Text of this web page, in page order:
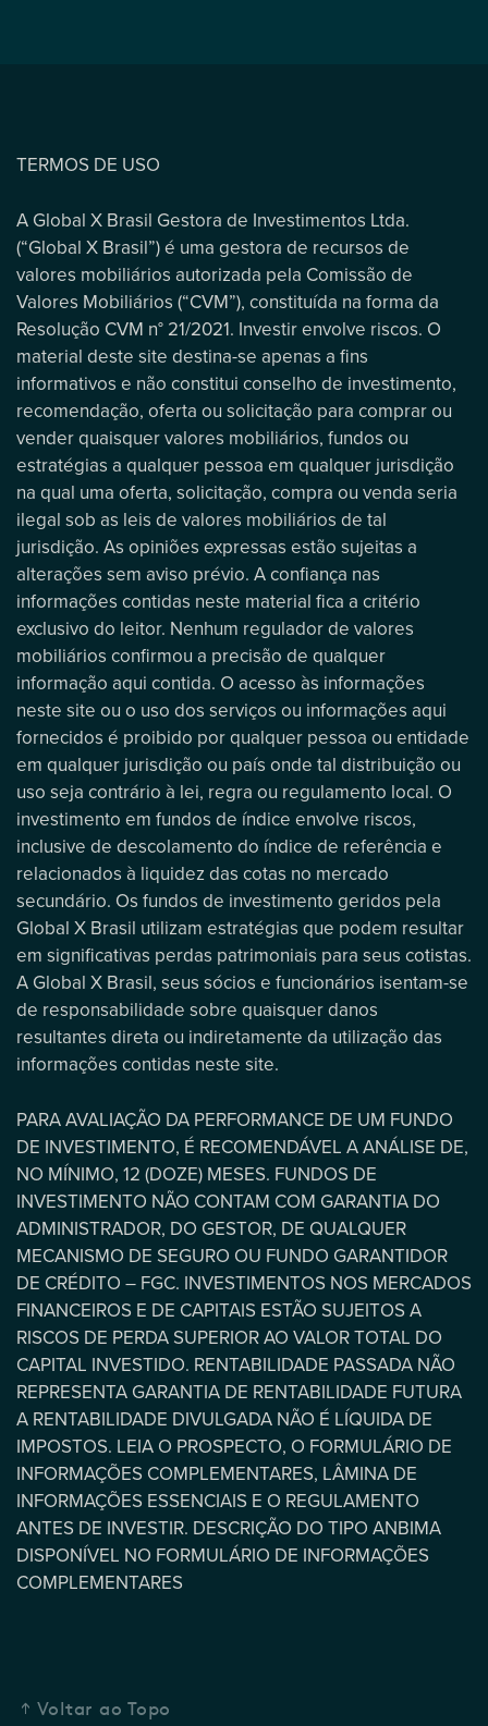
TERMOS DE USO
A Global X Brasil Gestora de Investimentos Ltda.
(“Global X Brasil”) é uma gestora de recursos de
valores mobiliários autorizada pela Comissão de
Valores Mobiliários (“CVM”), constituída na forma da
Resolução CVM n° 21/2021. Investir envolve riscos. O
material deste site destina-se apenas a fins
informativos e não constitui conselho de investimento,
recomendação, oferta ou solicitação para comprar ou
vender quaisquer valores mobiliários, fundos ou
estratégias a qualquer pessoa em qualquer jurisdição
na qual uma oferta, solicitação, compra ou venda seria
ilegal sob as leis de valores mobiliários de tal
jurisdição. As opiniões expressas estão sujeitas a
alterações sem aviso prévio. A confiança nas
informações contidas neste material fica a critério
exclusivo do leitor. Nenhum regulador de valores
mobiliários confirmou a precisão de qualquer
informação aqui contida. O acesso às informações
neste site ou o uso dos serviços ou informações aqui
fornecidos é proibido por qualquer pessoa ou entidade
em qualquer jurisdição ou país onde tal distribuição ou
uso seja contrário à lei, regra ou regulamento local. O
investimento em fundos de índice envolve riscos,
inclusive de descolamento do índice de referência e
relacionados à liquidez das cotas no mercado
secundário. Os fundos de investimento geridos pela
Global X Brasil utilizam estratégias que podem resultar
em significativas perdas patrimoniais para seus cotistas.
A Global X Brasil, seus sócios e funcionários isentam-se
de responsabilidade sobre quaisquer danos
resultantes direta ou indiretamente da utilização das
informações contidas neste site.
PARA AVALIAÇÃO DA PERFORMANCE DE UM FUNDO
DE INVESTIMENTO, É RECOMENDÁVEL A ANÁLISE DE,
NO MÍNIMO, 12 (DOZE) MESES. FUNDOS DE
INVESTIMENTO NÃO CONTAM COM GARANTIA DO
ADMINISTRADOR, DO GESTOR, DE QUALQUER
MECANISMO DE SEGURO OU FUNDO GARANTIDOR
DE CRÉDITO – FGC. INVESTIMENTOS NOS MERCADOS
FINANCEIROS E DE CAPITAIS ESTÃO SUJEITOS A
RISCOS DE PERDA SUPERIOR AO VALOR TOTAL DO
CAPITAL INVESTIDO. RENTABILIDADE PASSADA NÃO
REPRESENTA GARANTIA DE RENTABILIDADE FUTURA
A RENTABILIDADE DIVULGADA NÃO É LÍQUIDA DE
IMPOSTOS. LEIA O PROSPECTO, O FORMULÁRIO DE
INFORMAÇÕES COMPLEMENTARES, LÂMINA DE
INFORMAÇÕES ESSENCIAIS E O REGULAMENTO
ANTES DE INVESTIR. DESCRIÇÃO DO TIPO ANBIMA
DISPONÍVEL NO FORMULÁRIO DE INFORMAÇÕES
COMPLEMENTARES
Voltar ao Topo